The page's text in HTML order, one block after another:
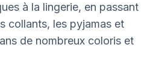
à la lingerie, en passant
collants, les pyjamas et
de nombreux coloris et